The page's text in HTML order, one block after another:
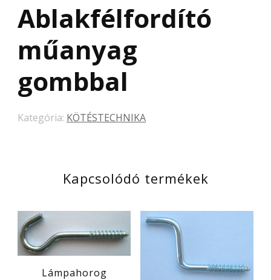
Ablakfélfordító
műanyag
gombbal
Kategória: KÖTÉSTECHNIKA
Kapcsolódó termékek
Lámpahorog